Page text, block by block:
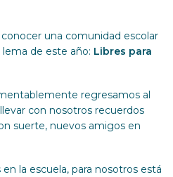
una comunidad escolar
de este año: Libres para
regresamos al
con nosotros recuerdos
suerte, nuevos amigos en
la escuela, para nosotros está